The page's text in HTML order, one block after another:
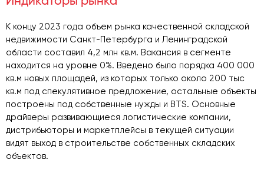
К концу 2023 года объем рынка качественной складской
недвижимости Санкт-Петербурга и Ленинградской
области составил 4,2 млн кв.м. Вакансия в сегменте
находится на уровне 0%. Введено было порядка 400 000
кв.м новых площадей, из которых только около 200 тыс
кв.м под спекулятивное предложение, остальные объекты
построены под собственные нужды и BTS. Основные
драйверы развивающиеся логистические компании,
дистрибьюторы и маркетплейсы в текущей ситуации
видят выход в строительстве собственных складских
объектов.